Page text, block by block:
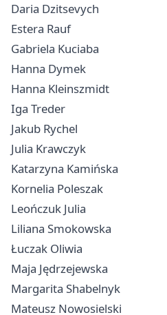
Daria Dzitsevych
Estera Rauf
Gabriela Kuciaba
Hanna Dymek
Hanna Kleinszmidt
Iga Treder
Jakub Rychel
Julia Krawczyk
Katarzyna Kamińska
Kornelia Poleszak
Leończuk Julia
Liliana Smokowska
Łuczak Oliwia
Maja Jędrzejewska
Margarita Shabelnyk
Mateusz Nowosielski